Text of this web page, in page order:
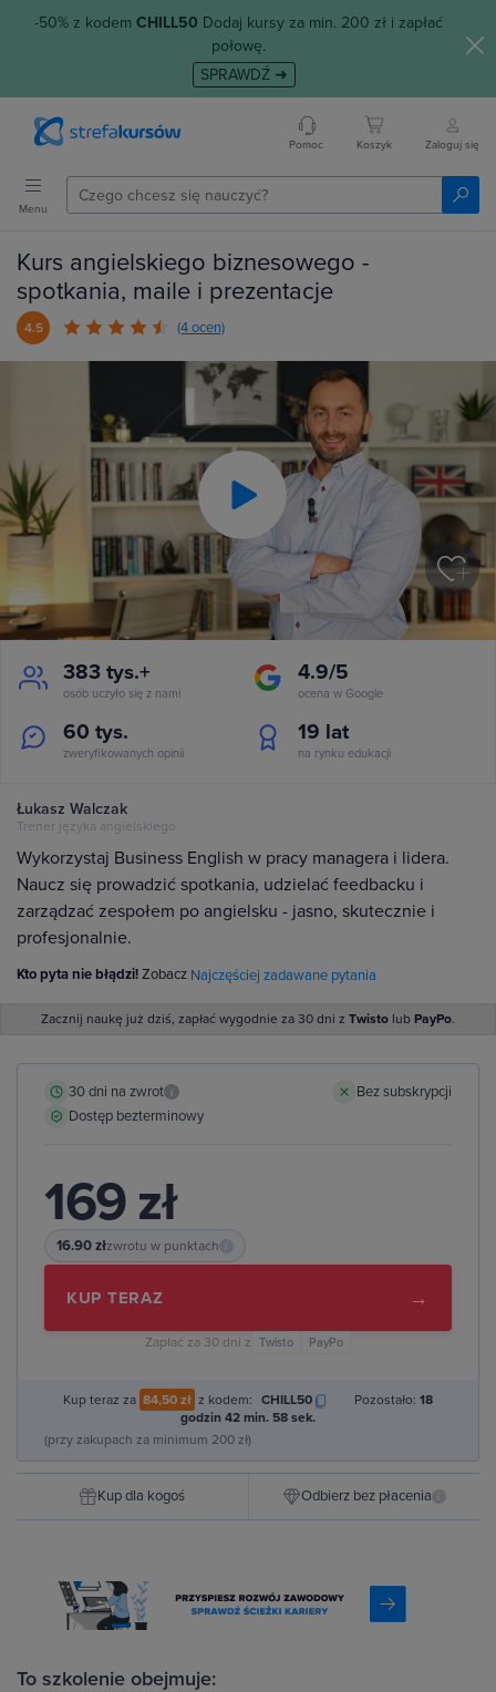
-50% z kodem CHILL50 Dodaj kursy za min. 200 zł i zapłać
połowę.
SPRAWDŹ ➜
Pomoc Koszyk Zaloguj się
Menu
Kurs angielskiego biznesowego -
spotkania, maile i prezentacje
4.5 (4 ocen)
Play
383 tys.+
osób uczyło się z nami
4.9/5
ocena w Google
60 tys.
zweryfikowanych opinii
19 lat
na rynku edukacji
Łukasz Walczak
Trener języka angielskiego
Wykorzystaj Business English w pracy managera i lidera.
Naucz się prowadzić spotkania, udzielać feedbacku i
zarządzać zespołem po angielsku - jasno, skutecznie i
profesjonalnie.
Kto pyta nie błądzi!Zobacz Najczęściej zadawane pytania
Zacznij naukę już dziś, zapłać wygodnie za 30 dni z Twisto lub PayPo.
30 dni na zwrot i
Bez subskrypcji
Dostęp bezterminowy
169 zł
16.90 złzwrotu w punktach
KUP TERAZ →
Zapłać za 30 dni z Twisto PayPo
Kup teraz za 84,50 zł z kodem: CHILL50 Pozostało: 18
godzin 42 min. 57 sek.
(przy zakupach za minimum 200 zł)
Kup dla kogoś Odbierz bez płacenia i
To szkolenie obejmuje: